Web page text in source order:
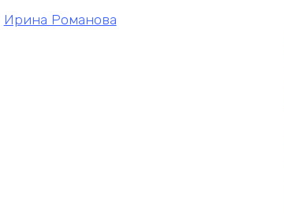
Ирина Романова